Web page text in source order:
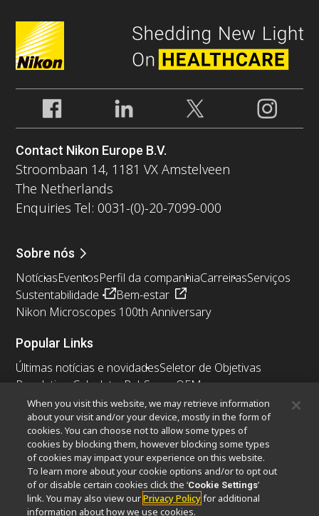
Contact Nikon Europe B.V.
Stroombaan 14, 1181 VX Amstelveen
The Netherlands
Enquiries Tel: 0031-(0)-20-7099-000
Sobre nós
NotíciasEventosPerfil da companhiaCarreirasServiços
Sustentabilidade
Bem-estar
Nikon Microscopes 100th Anniversary
Popular Links
Últimas notícias e novidadesSeletor de Objetivas
Resolution Calculator PubScope OEM
Nikon Small World
MicroscopyU
Outros produtos Nikon
Produtos de imagem
Microscopia industriais e Metrologia
Sistemas de litografia semicondutores
Sistemas de litografia FPD
When you visit this website, we may retrieve information
about your visit and/or your device, mostly in the form of
cookies. You can choose not to allow some types of
cookies by blocking them, however blocking some types
of cookies may impact your experience on this website.
To learn more about your cookie options and/or to opt out
of or disable certain cookies click the ‘Cookie Settings’
link. You may also view ourPrivacy Policyfor additional
information about how we use cookies.